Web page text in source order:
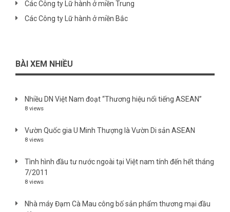
Các Công ty Lữ hành ở miền Trung
Các Công ty Lữ hành ở miền Bắc
BÀI XEM NHIỀU
Nhiều DN Việt Nam đoạt “Thương hiệu nổi tiếng ASEAN”
8 views
Vườn Quốc gia U Minh Thượng là Vườn Di sản ASEAN
8 views
Tình hình đầu tư nước ngoài tại Việt nam tính đến hết tháng
7/2011
8 views
Nhà máy Đạm Cà Mau công bố sản phẩm thương mại đầu